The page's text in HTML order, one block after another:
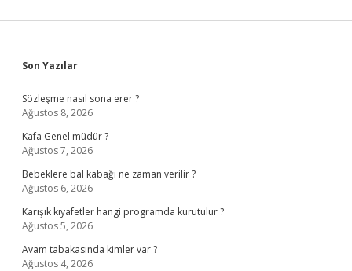
Sidebar
Son Yazılar
Sözleşme nasıl sona erer ?
Ağustos 8, 2026
Kafa Genel müdür ?
Ağustos 7, 2026
Bebeklere bal kabağı ne zaman verilir ?
Ağustos 6, 2026
Karışık kıyafetler hangi programda kurutulur ?
Ağustos 5, 2026
Avam tabakasında kimler var ?
Ağustos 4, 2026